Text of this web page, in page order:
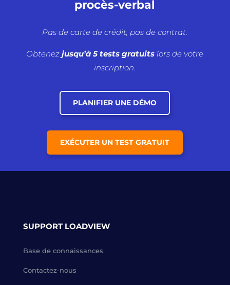
procès-verbal
Pas de carte de crédit, pas de contrat.
Obtenezjusqu’à 5 tests gratuits lors de votre
inscription.
PLANIFIER UNE DÉMO
EXÉCUTER UN TEST GRATUIT
SUPPORT LOADVIEW
Base de connaissances
Contactez-nous